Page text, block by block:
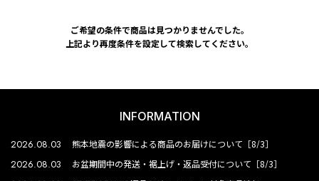
ご希望の条件で商品は見つかりませんでした。
上記より再度条件を設定して検索してください。
INFORMATION
2026.08.03 熊本地震の影響による商品のお届けについて［8/3］
2026.08.03 お盆期間中の発送・裾上げ・返品受付について［8/3］